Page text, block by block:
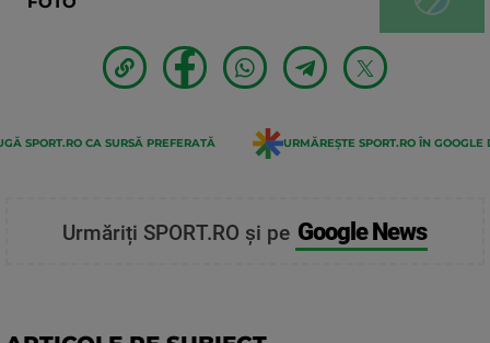
SPORT.RO CA SURSĂ PREFERATĂ URMĂREȘTE SPORT.RO ÎN GOOGLE
Urmăriți SPORT.RO și pe Google News